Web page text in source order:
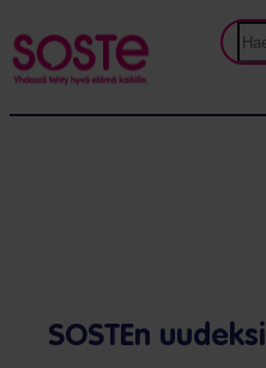
Etsi
SOSTEn uudeksi